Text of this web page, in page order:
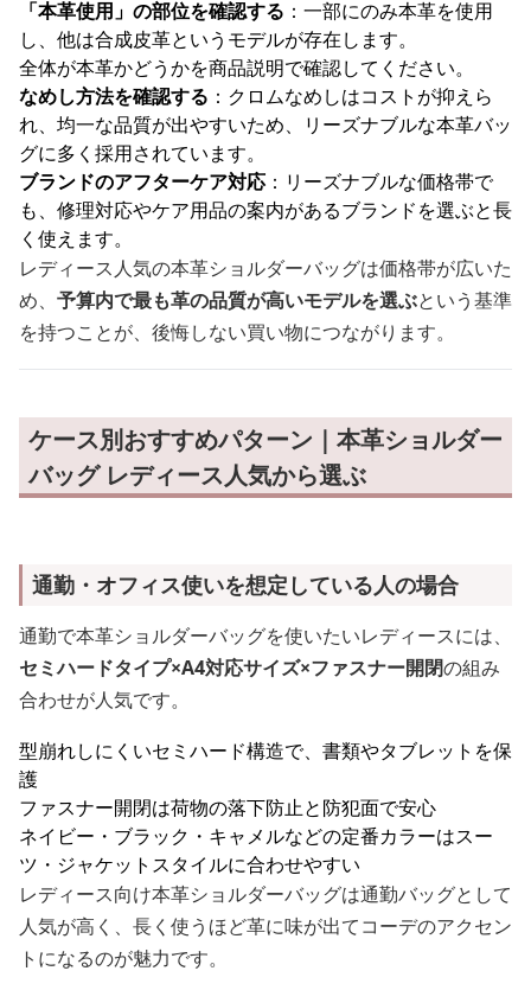
「本革使用」の部位を確認する ：一部にのみ本革を使用
し、他は合成皮革というモデルが存在します。
全体が本革かどうかを商品説明で確認してください。
なめし方法を確認する ：クロムなめしはコストが抑えら
れ、均一な品質が出やすいため、リーズナブルな本革バッ
グに多く採用されています。
ブランドのアフターケア対応 ：リーズナブルな価格帯で
も、修理対応やケア用品の案内があるブランドを選ぶと長
く使えます。
レディース人気の本革ショルダーバッグは価格帯が広いた
め、 予算内で最も革の品質が高いモデルを選ぶという基準
を持つことが、後悔しない買い物につながります。
ケース別おすすめパターン｜本革ショルダー
バッグ レディース人気から選ぶ
通勤・オフィス使いを想定している人の場合
通勤で本革ショルダーバッグを使いたいレディースには、
セミハードタイプ×A4対応サイズ×ファスナー開閉の組み
合わせが人気です。
型崩れしにくいセミハード構造で、書類やタブレットを保
護
ファスナー開閉は荷物の落下防止と防犯面で安心
ネイビー・ブラック・キャメルなどの定番カラーはスー
ツ・ジャケットスタイルに合わせやすい
レディース向け本革ショルダーバッグは通勤バッグとして
人気が高く、長く使うほど革に味が出てコーデのアクセン
トになるのが魅力です。